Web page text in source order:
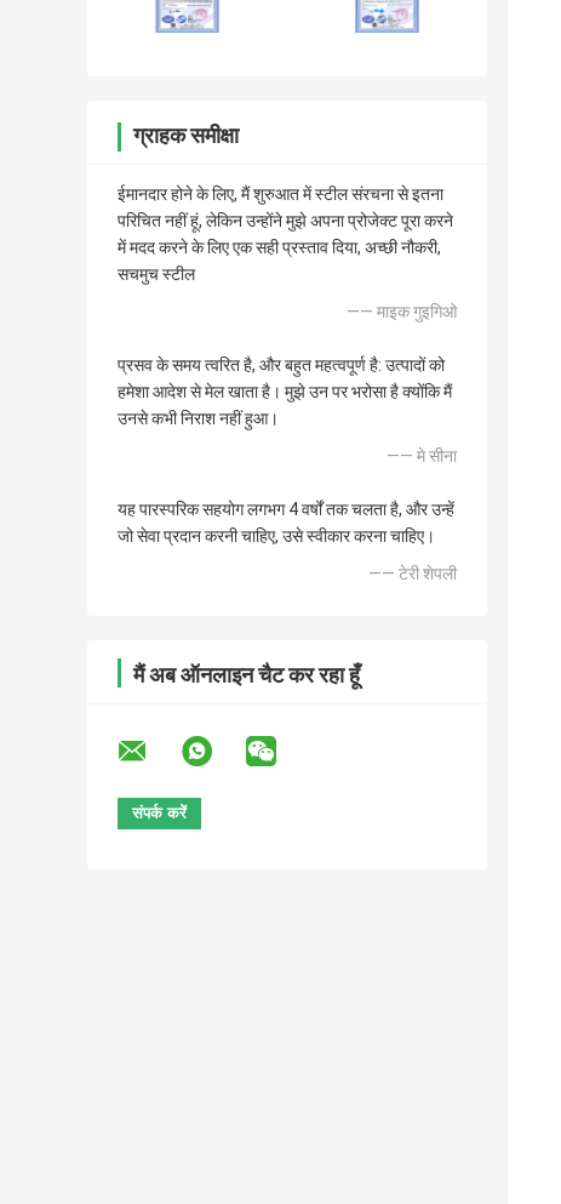
ग्राहक समीक्षा
ईमानदार होने के लिए, मैं शुरुआत में स्टील संरचना से इतना
परिचित नहीं हूं, लेकिन उन्होंने मुझे अपना प्रोजेक्ट पूरा करने
में मदद करने के लिए एक सही प्रस्ताव दिया, अच्छी नौकरी,
सचमुच स्टील
—— माइक गुइगिओ
प्रसव के समय त्वरित है, और बहुत महत्वपूर्ण है: उत्पादों को
हमेशा आदेश से मेल खाता है। मुझे उन पर भरोसा है क्योंकि मैं
उनसे कभी निराश नहीं हुआ।
—— मे सीना
यह पारस्परिक सहयोग लगभग 4 वर्षों तक चलता है, और उन्हें
जो सेवा प्रदान करनी चाहिए, उसे स्वीकार करना चाहिए।
—— टेरी शेपली
मैं अब ऑनलाइन चैट कर रहा हूँ